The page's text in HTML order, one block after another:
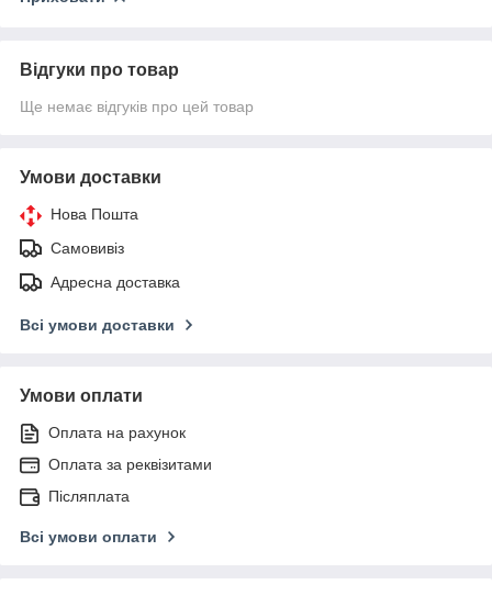
Відгуки про товар
Ще немає відгуків про цей товар
Умови доставки
Нова Пошта
Самовивіз
Адресна доставка
Всі умови доставки
Умови оплати
Оплата на рахунок
Оплата за реквізитами
Післяплата
Всі умови оплати